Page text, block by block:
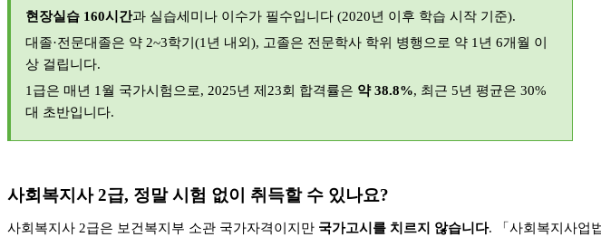
현장실습 160시간과 실습세미나 이수가 필수입니다 (2020년 이후 학습 시작 기준).
대졸·전문대졸은 약 2~3학기 (1 년 내외 ), 고졸은 전문학사 학위 병행으로 약 1 년 6개월 이
상 걸립니다.
1급은 매년 1월 국가시험으로, 2025년 제 23회 합격률은 약38.8%, 최근 5년 평균은 30%
대 초반입니다.
사회복지사2급, 정말 시험 없이 취득할 수 있나요?
사회복지사 2급은 보건복지부 소관 국가자격이지만 국가고시를 치르지 않습니다. 「사회복지사업